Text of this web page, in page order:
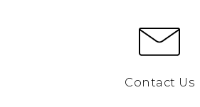
Contact Us